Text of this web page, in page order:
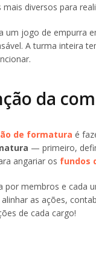
mais diversos para
um jogo de empurra
A turma inteira
da
de formatura é
— primeiro,
angariar os fundos
por membros e cada
as ações,
de cada cargo!